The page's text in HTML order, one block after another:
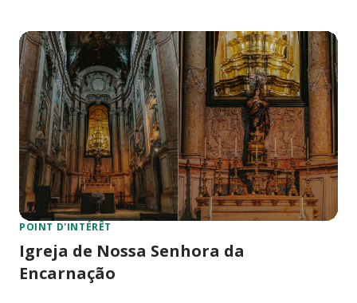
POINT D'INTÉRÊT
Igreja de Nossa Senhora da
Encarnação